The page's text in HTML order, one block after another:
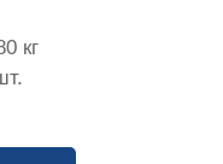
кг